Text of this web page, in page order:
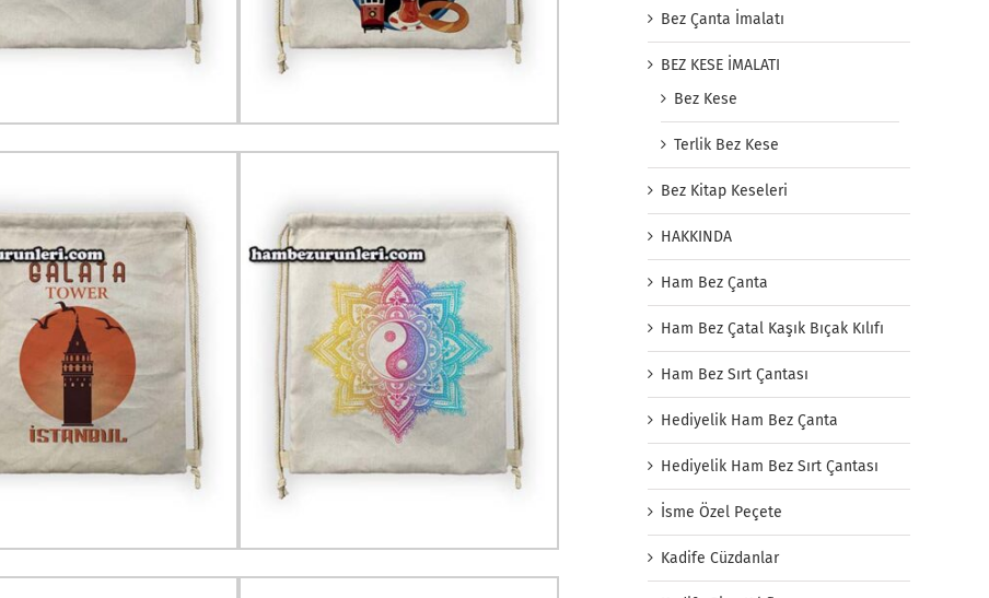
Bez Çanta İmalatı
BEZ KESE İMALATI
Bez Kese
Terlik Bez Kese
Bez Kitap Keseleri
HAKKINDA
Ham Bez Çanta
Ham Bez Çatal Kaşık Bıçak Kılıfı
Ham Bez Sırt Çantası
Hediyelik Ham Bez Çanta
Hediyelik Ham Bez Sırt Çantası
İsme Özel Peçete
Kadife Cüzdanlar